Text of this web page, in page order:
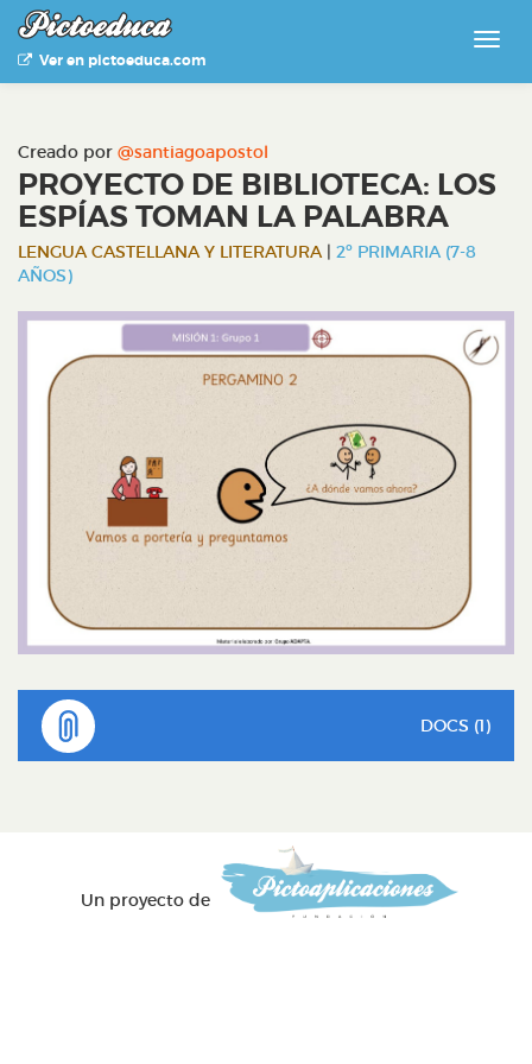
Ver en pictoeduca.com
Creado por @santiagoapostol
PROYECTO DE BIBLIOTECA: LOS
ESPÍAS TOMAN LA PALABRA
LENGUA CASTELLANA Y LITERATURA| 2º PRIMARIA (7-8
AÑOS)
DOCS (1)
Un proyecto de